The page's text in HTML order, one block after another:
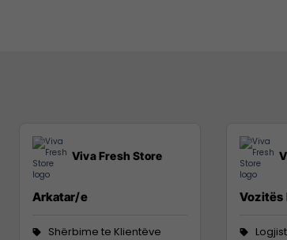
Viva Fresh Store
Arkatar/e
Shërbime te Klientëve
Vozitës